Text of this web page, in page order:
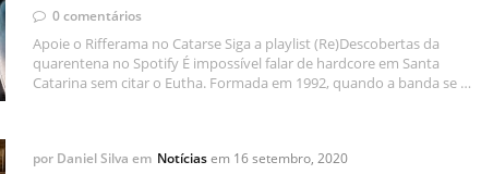
0 comentários
Apoie o Rifferama no Catarse Siga a playlist (Re)Descobertas da
quarentena no Spotify É impossível falar de hardcore em Santa
Catarina sem citar o Eutha. Formada em 1992, quando a banda se …
por Daniel Silva em Notíciasem 16 setembro, 2020